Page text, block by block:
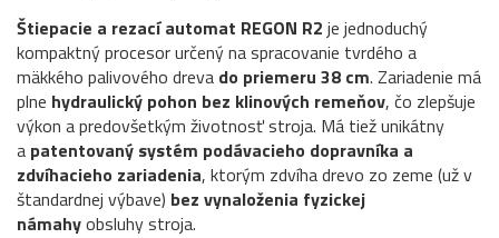
Štiepacie a rezací automat REGON R2 je jednoduchý
kompaktný procesor určený na spracovanie tvrdého a
mäkkého palivového dreva do priemeru 38 cm. Zariadenie má
plne hydraulický pohon bez klinových remeňov, čo zlepšuje
výkon a predovšetkým životnosť stroja. Má tiež unikátny
a patentovaný systém podávacieho dopravníka a
zdvíhacieho zariadenia, ktorým zdvíha drevo zo zeme (už v
štandardnej výbave) bez vynaloženia fyzickej
námahyobsluhy stroja.